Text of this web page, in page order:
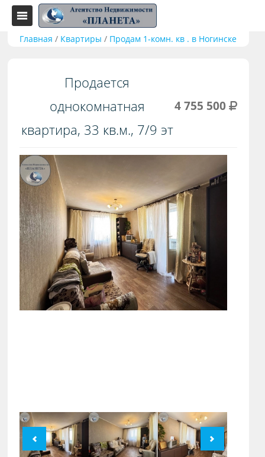
Главная / Квартиры / Продам 1-комн. кв . в Ногинске
Продается
однокомнатная
квартира, 33 кв.м., 7/9 эт
4 755 500